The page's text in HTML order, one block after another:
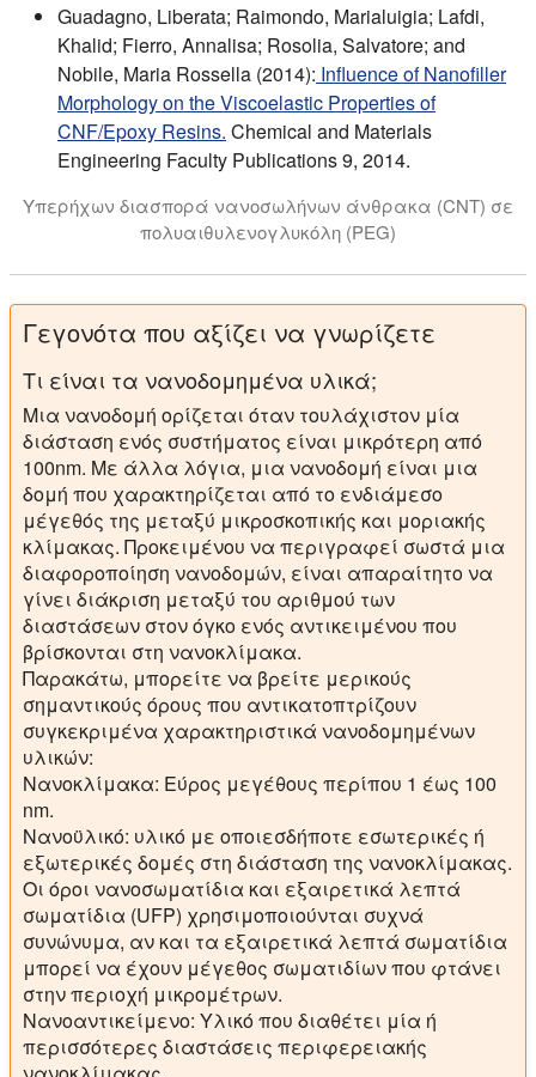
Guadagno, Liberata; Raimondo, Marialuigia; Lafdi,
Khalid; Fierro, Annalisa; Rosolia, Salvatore; and
Nobile, Maria Rossella (2014): Influence of Nanofiller
Morphology on the Viscoelastic Properties of
CNF/Epoxy Resins. Chemical and Materials
Engineering Faculty Publications 9, 2014.
Υπερήχων διασπορά νανοσωλήνων άνθρακα (CNT) σε
πολυαιθυλενογλυκόλη (PEG)
Γεγονότα που αξίζει να γνωρίζετε
Τι είναι τα νανοδομημένα υλικά;
Μια νανοδομή ορίζεται όταν τουλάχιστον μία
διάσταση ενός συστήματος είναι μικρότερη από
100nm. Με άλλα λόγια, μια νανοδομή είναι μια
δομή που χαρακτηρίζεται από το ενδιάμεσο
μέγεθός της μεταξύ μικροσκοπικής και μοριακής
κλίμακας. Προκειμένου να περιγραφεί σωστά μια
διαφοροποίηση νανοδομών, είναι απαραίτητο να
γίνει διάκριση μεταξύ του αριθμού των
διαστάσεων στον όγκο ενός αντικειμένου που
βρίσκονται στη νανοκλίμακα.
Παρακάτω, μπορείτε να βρείτε μερικούς
σημαντικούς όρους που αντικατοπτρίζουν
συγκεκριμένα χαρακτηριστικά νανοδομημένων
υλικών:
Νανοκλίμακα: Εύρος μεγέθους περίπου 1 έως 100
nm.
Νανοϋλικό: υλικό με οποιεσδήποτε εσωτερικές ή
εξωτερικές δομές στη διάσταση της νανοκλίμακας.
Οι όροι νανοσωματίδια και εξαιρετικά λεπτά
σωματίδια (UFP) χρησιμοποιούνται συχνά
συνώνυμα, αν και τα εξαιρετικά λεπτά σωματίδια
μπορεί να έχουν μέγεθος σωματιδίων που φτάνει
στην περιοχή μικρομέτρων.
Νανοαντικείμενο: Υλικό που διαθέτει μία ή
περισσότερες διαστάσεις περιφερειακής